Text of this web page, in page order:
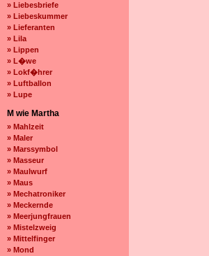
» Liebesbriefe
» Liebeskummer
» Lieferanten
» Lila
» Lippen
» L�we
» Lokf�hrer
» Luftballon
» Lupe
M wie Martha
» Mahlzeit
» Maler
» Marssymbol
» Masseur
» Maulwurf
» Maus
» Mechatroniker
» Meckernde
» Meerjungfrauen
» Mistelzweig
» Mittelfinger
» Mond